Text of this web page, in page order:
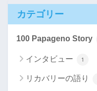
カテゴリー
100 Papageno Story
インタビュー 1
リカバリーの語り